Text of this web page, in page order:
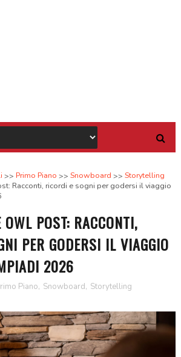
Primo Piano Snowboard
Storytelling
Racconti, ricordi e sogni per godersi il viaggio
POST: RACCONTI,
PER GODERSI IL VIAGGIO
2026
Piano, Snowboard, Storytelling